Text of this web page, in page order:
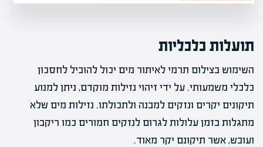
תועלות כלכליות
השימוש בצילום תרמי לאיתור מים יכול להוביל לחסכון
כלכלי משמעותי. על ידי זיהוי נזילות מוקדם, ניתן למנוע
תיקונים יקרים ונזקים למבנה ולתכולתו. נזילות מים שלא
מתגלות בזמן עלולות לגרום לנזקים חמורים כמו ריקבון
ועובש, אשר תיקונם יקר מאוד.